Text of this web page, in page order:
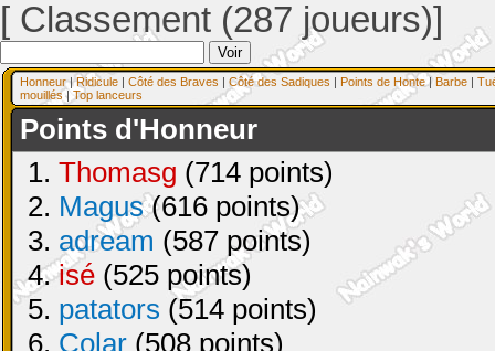
[ Classement (287 joueurs)]
Honneur|Ridicule | Côté des Braves | Côté des Sadiques | Points de Honte| Barbe |
mouillés| Top lanceurs
Points d'Honneur
1. Thomasg (714 points)
2. Magus(616 points)
3. adream (587 points)
4.isé (525 points)
5. patators (514 points)
6. Colar (508 points)